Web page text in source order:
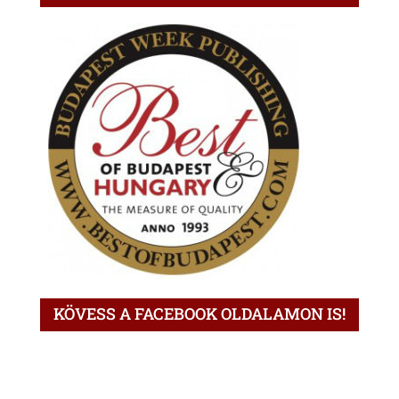
KÖVESS A FACEBOOK OLDALAMON IS!